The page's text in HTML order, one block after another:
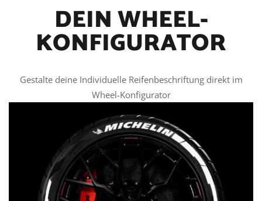
DEIN WHEEL-
KONFIGURATOR
Gestalte deine Individuelle Reifenbeschriftung direkt im
Wheel-Konfigurator